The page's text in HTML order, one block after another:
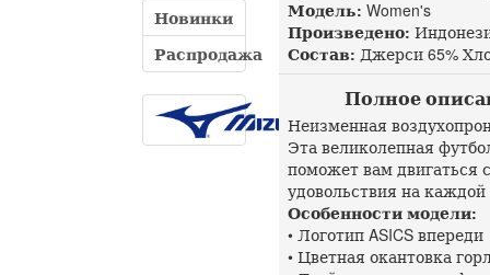
Новинки
Распродажа
Модель: Women's
Произведено:
Состав: Джерси 65%
Полное
Неизменная
Эта великолепная
поможет вам двигаться
удовольствия на
Особенности модели:
• Логотип ASICS впереди
• Цветная окантовка